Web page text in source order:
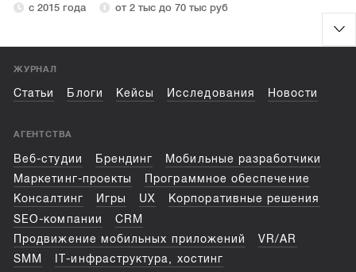
с 2015 года от 2 тыс до 70 тыс руб
ЖУРНАЛ
Статьи Блоги Кейсы Исследования Новости
АГЕНТСТВА
Веб-студии Брендинг
Мобильные разработчики
Маркетинг-проекты
Программное обеспечение
Консалтинг
Игры UX
Корпоративные решения
SEO-компании
CRM
Продвижение мобильных приложений
VR/AR
SMM
IT-инфраструктура, хостинг